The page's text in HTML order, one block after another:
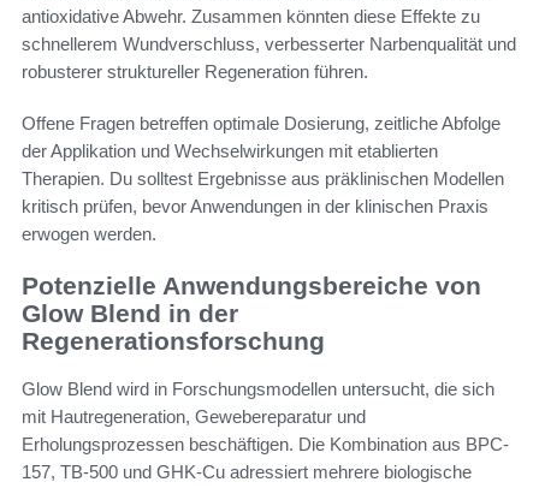
antioxidative Abwehr. Zusammen könnten diese Effekte zu
schnellerem Wundverschluss, verbesserter Narbenqualität und
robusterer struktureller Regeneration führen.
Offene Fragen betreffen optimale Dosierung, zeitliche Abfolge
der Applikation und Wechselwirkungen mit etablierten
Therapien. Du solltest Ergebnisse aus präklinischen Modellen
kritisch prüfen, bevor Anwendungen in der klinischen Praxis
erwogen werden.
Potenzielle Anwendungsbereiche von
Glow Blend in der
Regenerationsforschung
Glow Blend wird in Forschungsmodellen untersucht, die sich
mit Hautregeneration, Gewebereparatur und
Erholungsprozessen beschäftigen. Die Kombination aus BPC-
157, TB-500 und GHK-Cu adressiert mehrere biologische